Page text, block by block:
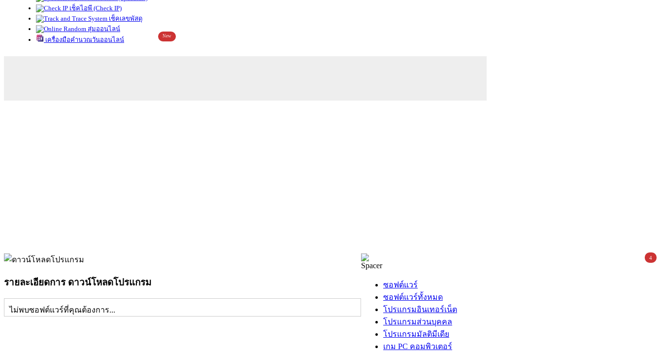
เช็คไอพี (Check IP)
เช็คเลขพัสดุ
สุ่มออนไลน์
เครื่องมือคำนวณวันออนไลน์
New
รายละเอียดการ ดาวน์โหลดโปรแกรม
ไม่พบซอฟต์แวร์ที่คุณต้องการ...
ซอฟต์แวร์
ซอฟต์แวร์ทั้งหมด
โปรแกรมอินเทอร์เน็ต
โปรแกรมส่วนบุคคล
โปรแกรมมัลติมีเดีย
เกม PC คอมพิวเตอร์
4